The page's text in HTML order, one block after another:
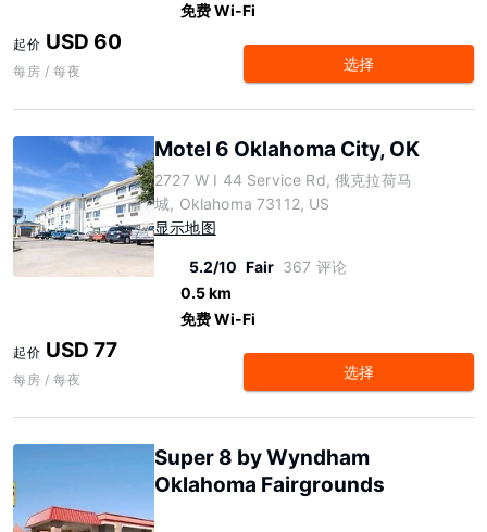
免费 Wi-Fi
起价 USD 60
每房 / 每夜 选择
Motel 6 Oklahoma City, OK
2727 W I 44 Service Rd, 俄克拉荷马
城, Oklahoma 73112, US
显示地图
5.2/10 Fair 367 评论
0.5 km
免费 Wi-Fi
起价 USD 77
每房 / 每夜 选择
Super 8 by Wyndham
Oklahoma Fairgrounds